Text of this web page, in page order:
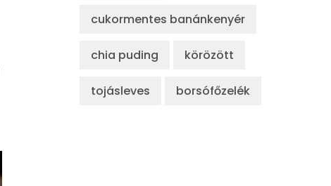
cukormentes banánkenyér
chia puding körözött
tojásleves borsófőzelék